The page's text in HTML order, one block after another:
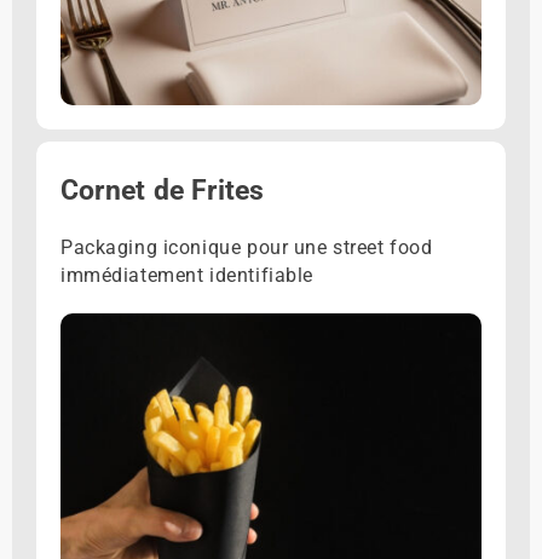
Cornet de Frites
Packaging iconique pour une street food
immédiatement identifiable